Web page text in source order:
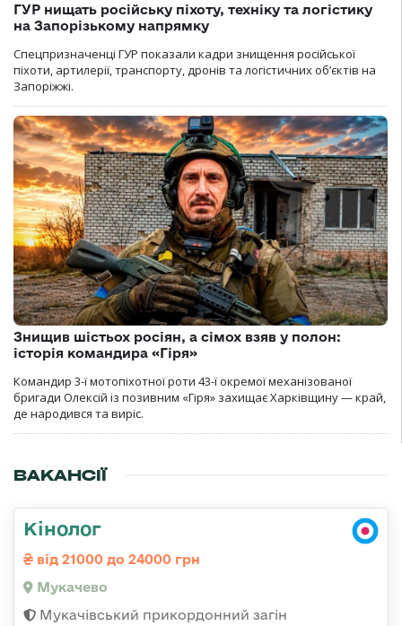
ГУР нищать російську піхоту, техніку та логістику
на Запорізькому напрямку
Спецпризначенці ГУР показали кадри знищення російської
піхоти, артилерії, транспорту, дронів та логістичних об’єктів на
Запоріжжі.
Знищив шістьох росіян, а сімох взяв у полон:
історія командира «Гіря»
Командир 3-ї мотопіхотної роти 43-ї окремої механізованої
бригади Олексій із позивним «Гіря» захищає Харківщину — край,
де народився та виріс.
ВАКАНСІЇ
Кінолог
від 21000 до 24000 грн
Мукачево
Мукачівський прикордонний загін